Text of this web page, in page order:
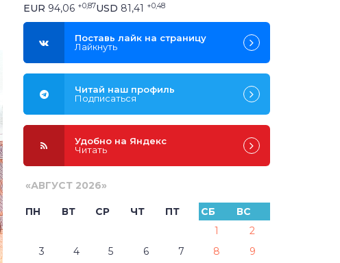
EUR 94,06 +0,87USD 81,41 +0,48
Поставь лайк на страницу
Лайкнуть
Читай наш профиль
Подписаться
Удобно на Яндекс
Читать
«АВГУСТ 2026»
ПН ВТ СР ЧТ ПТ СБ
ВС
1
2
3
4 5 6 7 8
9